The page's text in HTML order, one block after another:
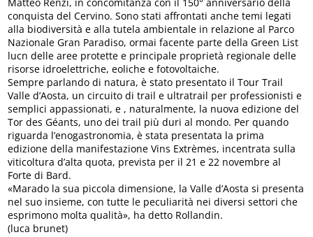
conquista del Cervino. Sono stati affrontati anche temi legati
alla biodiversità e alla tutela ambientale in relazione al Parco
Nazionale Gran Paradiso, ormai facente parte della Green List
lucn delle aree protette e principale proprietà regionale delle
risorse idroelettriche, eoliche e fotovoltaiche.
Sempre parlando di natura, è stato presentato il Tour Trail
Valle d’Aosta, un circuito di trail e ultratrail per professionisti e
semplici appassionati, e , naturalmente, la nuova edizione del
Tor des Géants, uno dei trail più duri al mondo. Per quando
riguarda l’enogastronomia, è stata presentata la prima
edizione della manifestazione Vins Extrèmes, incentrata sulla
viticoltura d’alta quota, prevista per il 21 e 22 novembre al
Forte di Bard.
«Marado la sua piccola dimensione, la Valle d’Aosta si presenta
nel suo insieme, con tutte le peculiarità nei diversi settori che
esprimono molta qualità», ha detto Rollandin.
(luca brunet)